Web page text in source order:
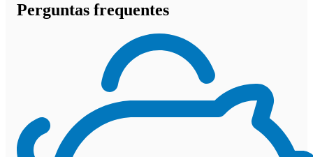
Perguntas frequentes